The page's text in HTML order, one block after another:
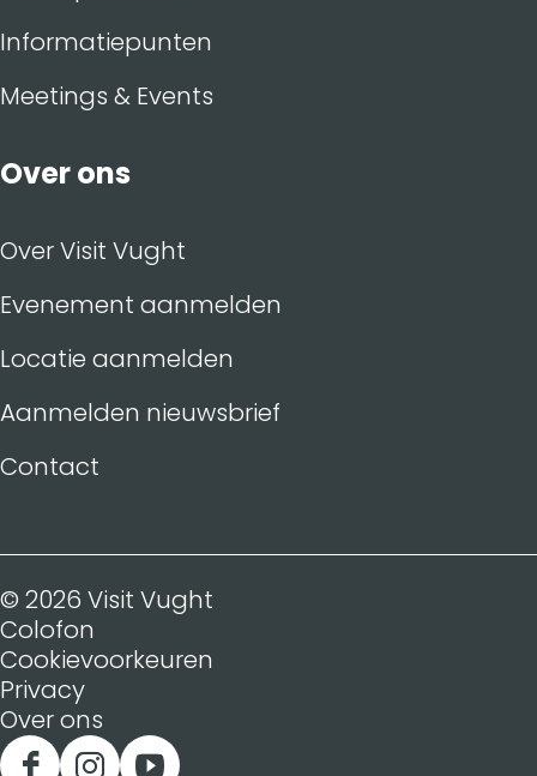
Informatiepunten
Meetings & Events
Over ons
Over Visit Vught
Evenement aanmelden
Locatie aanmelden
Aanmelden nieuwsbrief
Contact
© 2026 Visit Vught
Colofon
Cookievoorkeuren
Privacy
Over ons